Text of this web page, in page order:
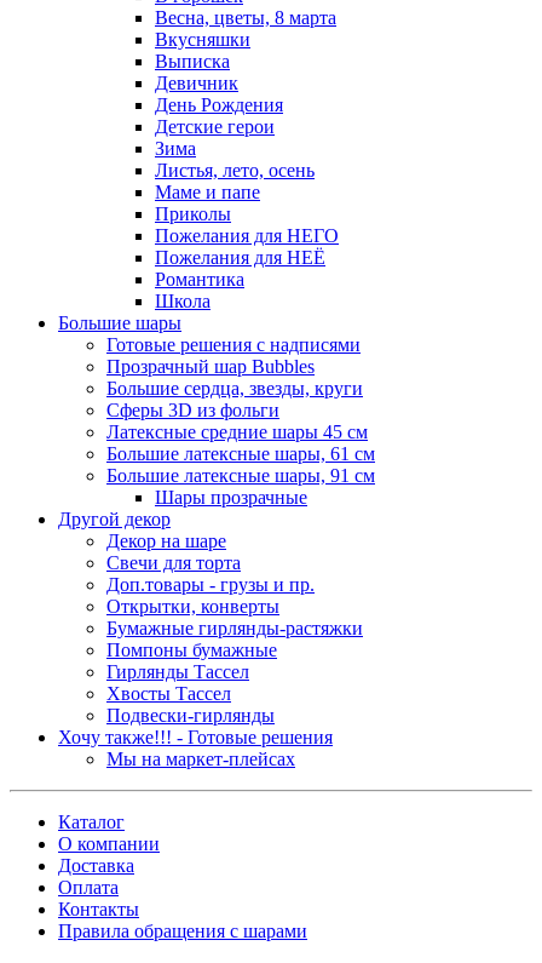
Весна, цветы, 8 марта
Вкусняшки
Выписка
Девичник
День Рождения
Детские герои
Зима
Листья, лето, осень
Маме и папе
Приколы
Пожелания для НЕГО
Пожелания для НЕЁ
Романтика
Школа
Большие шары
Готовые решения с надписями
Прозрачный шар Bubbles
Большие сердца, звезды, круги
Сферы 3D из фольги
Латексные средние шары 45 см
Большие латексные шары, 61 см
Большие латексные шары, 91 см
Шары прозрачные
Другой декор
Декор на шаре
Свечи для торта
Доп.товары - грузы и пр.
Открытки, конверты
Бумажные гирлянды-растяжки
Помпоны бумажные
Гирлянды Тассел
Хвосты Тассел
Подвески-гирлянды
Хочу также!!! - Готовые решения
Мы на маркет-плейсах
Каталог
О компании
Доставка
Оплата
Контакты
Правила обращения с шарами